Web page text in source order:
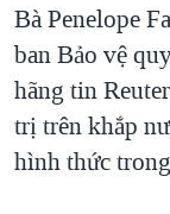
Bà Penelope
ban Bảo vệ
hãng tin
trị trên khắp
hình thức